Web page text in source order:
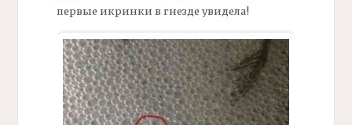
первые икринки в гнезде увидела!